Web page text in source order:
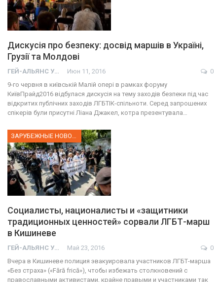
Дискусія про безпеку: досвід маршів в Україні,
Грузії та Молдові
ГЕЙ-АЛЬЯНС УКРАИНА Июн 11, 2016
0
9-го червня в київській Малій опері в рамках форуму
КиївПрайд2016 відбулася дискусія на тему заходів безпеки під час
відкритих публічних заходів ЛГБТІК-спільноти. Серед запрошених
спікерів були присутні Ліана Джакел, котра презентувала…
Социалисты, националисты и «защитники
традиционных ценностей» сорвали ЛГБТ-марш
в Кишиневе
ГЕЙ-АЛЬЯНС УКРАИНА Май 23, 2016
0
Вчера в Кишиневе полиция эвакуировала участников ЛГБТ-марша
«Без страха» («Fără frică»), чтобы избежать столкновений с
православными активистами, крайне правыми и участниками так